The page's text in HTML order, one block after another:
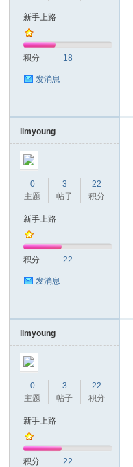
新手上路
积分 18
发消息
iimyoung
0
主题
3
帖子
22
积分
新手上路
积分 22
发消息
iimyoung
0
主题
3
帖子
22
积分
新手上路
积分 22